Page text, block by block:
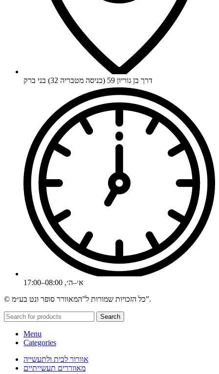
דרך בן גוריון 59 (כניסה מטבריה 32) בני ברק
א׳–ה׳, 08:00–17:00
© כל הזכויות שמורות ל”המאוורר סופר ונט בע״מ”.
Search
Menu
Categories
אוורור לבית ולתעשייה
מאווררים תעשייתיים